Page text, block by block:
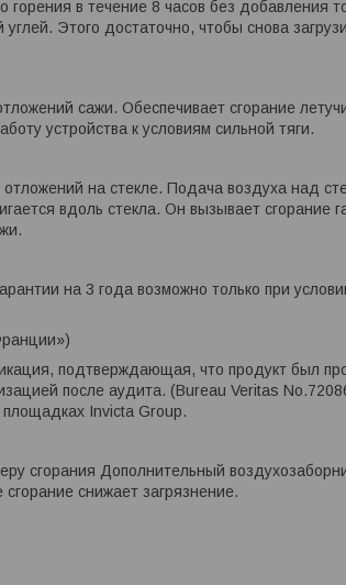
в течение 8 часов без добавления
Этого достаточно, чтобы снова
сажи. Обеспечивает сгорание
устройства к условиям сильной тяги.
на стекле. Подача воздуха над
вдоль стекла. Он вызывает сгорание
на 3 года возможно только при
подтверждающая, что продукт был
после аудита. (Bureau Veritas
Invicta Group.
сгорания Дополнительный
снижает загрязнение.